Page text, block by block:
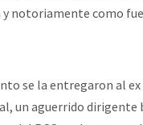
y notoriamente como
se la entregaron al
un aguerrido